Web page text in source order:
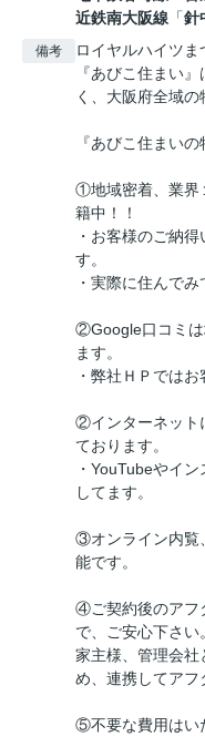
近鉄南大阪線 「針
備考
ロイヤルハイツま
『あびこ住まい
く、大阪府全域
『あびこ住まいの
①地域密着、業界
籍中！！
・お客様のご納
す。
・実際に住んで
②Google口コミは
ます。
・弊社ＨＰでは
②インターネット
ております。
・YouTubeやイ
してます。
③オンライン内覧
能です。
④ご契約後のアフ
で、ご安心下さい。
家主様、管理会社
め、連携してアフ
⑤不要な費用はい